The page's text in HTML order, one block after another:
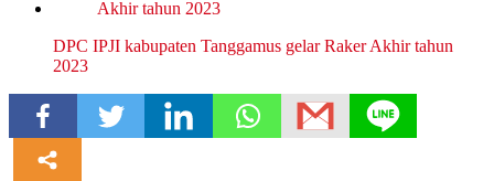
DPC IPJI kabupaten Tanggamus gelar Raker Akhir tahun
2023